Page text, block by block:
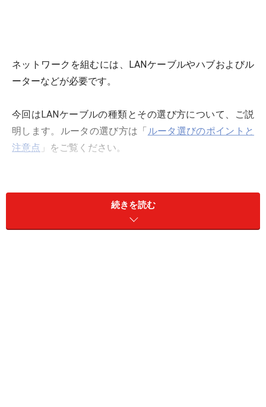
ネットワークを組むには、LANケーブルやハブおよびル
ーターなどが必要です。
今回はLANケーブルの種類とその選び方について、ご説
明します。ルータの選び方は「ルータ選びのポイントと
注意点 」をご覧ください。
ケーブルタイプは「ストレート」と「クロス」の2
続きを読む